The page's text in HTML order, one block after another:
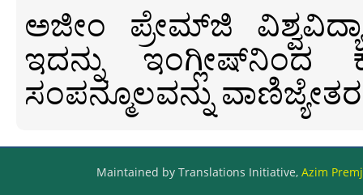
ಅಜೀಂ ಪ್ರೇಮ್‍ಜಿ
ಇದನ್ನು ಇಂಗ್ಲೀಷ್‍ನಿಂದ
ಸಂಪನ್ಮೂಲವನ್ನು
Maintained by Translations Initiative, Azim